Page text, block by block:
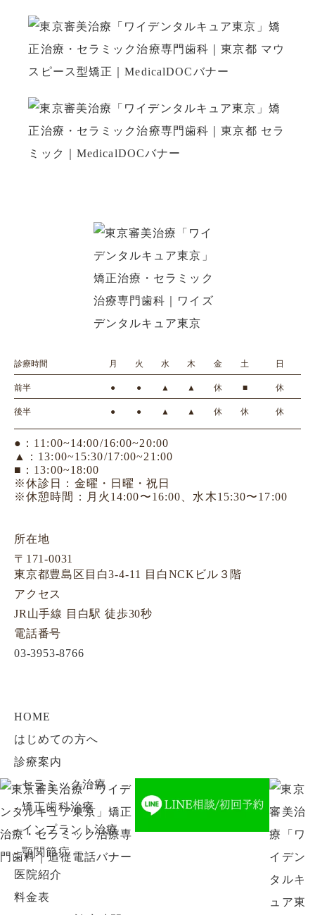
診療時間 月 火 水 木 金 土 日
前半 ● ● ▲ ▲ 休 ■ 休
後半 ● ● ▲ ▲ 休 休 休
●：11:00~14:00/16:00~20:00
▲：13:00~15:30/17:00~21:00
■：13:00~18:00
※休診日：金曜・日曜・祝日
※休憩時間：月火14:00〜16:00、水木15:30〜17:00
所在地
〒171-0031
東京都豊島区目白3-4-11 目白NCKビル３階
アクセス
JR山手線 目白駅 徒歩30秒
電話番号
03-3953-8766
HOME
はじめての方へ
診療案内
-セラミック治療
-矯正歯科治療
-インプラント治療
-顎関節症
医院紹介
料金表